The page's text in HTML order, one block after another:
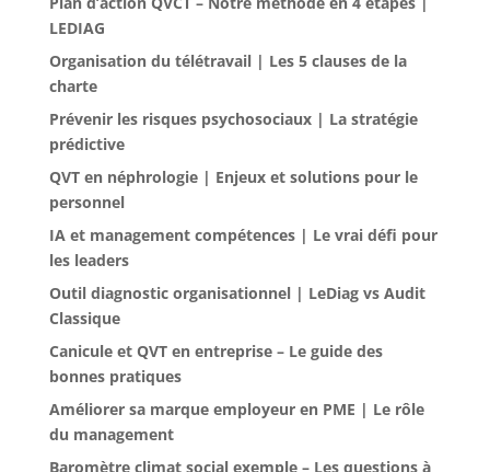
LEDIAG
Organisation du télétravail | Les 5 clauses de la
charte
Prévenir les risques psychosociaux | La stratégie
prédictive
QVT en néphrologie | Enjeux et solutions pour le
personnel
IA et management compétences | Le vrai défi pour
les leaders
Outil diagnostic organisationnel | LeDiag vs Audit
Classique
Canicule et QVT en entreprise – Le guide des
bonnes pratiques
Améliorer sa marque employeur en PME | Le rôle
du management
Baromètre climat social exemple – Les questions à